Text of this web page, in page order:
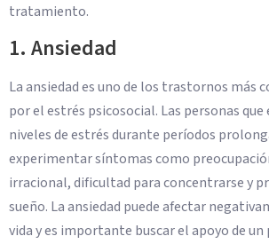
tratamiento.
1. Ansiedad
La ansiedad es uno de los trastornos más
por el estrés psicosocial. Las personas
niveles de estrés durante períodos
experimentar síntomas como
irracional, dificultad para concentrarse y
sueño. La ansiedad puede afectar
vida y es importante buscar el apoyo de